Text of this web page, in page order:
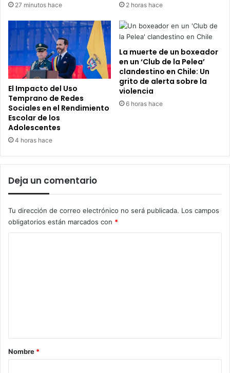
27 minutos hace 2 horas hace
El Impacto del Uso
Temprano de Redes
Sociales en el Rendimiento
Escolar de los
Adolescentes
4 horas hace
La muerte de un boxeador
en un ‘Club de la Pelea’
clandestino en Chile: Un
grito de alerta sobre la
violencia
6 horas hace
Deja un comentario
Tu dirección de correo electrónico no será publicada. Los campos
obligatorios están marcados con *
rNombre *